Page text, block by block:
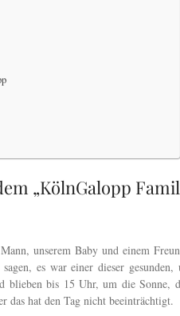
„KölnGalopp
unserem Baby und einem
es war einer dieser
blieben bis 15 Uhr, um die Sonne,
das hat den Tag nicht beeinträchtigt.